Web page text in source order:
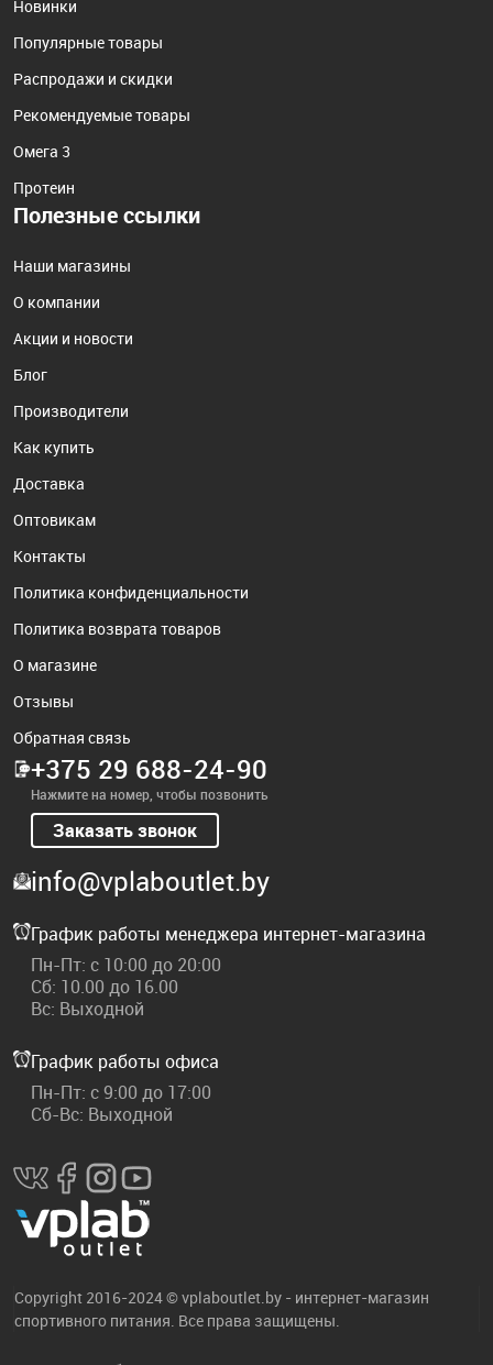
Новинки
Популярные товары
Распродажи и скидки
Рекомендуемые товары
Омега 3
Протеин
Полезные ссылки
Наши магазины
О компании
Акции и новости
Блог
Производители
Как купить
Доставка
Оптовикам
Контакты
Политика конфиденциальности
Политика возврата товаров
О магазине
Отзывы
Обратная связь
+375 29 688-24-90
Нажмите на номер, чтобы позвонить
Заказать звонок
info@vplaboutlet.by
График работы менеджера интернет-магазина
Пн-Пт: с 10:00 до 20:00
Сб: 10.00 до 16.00
Вс: Выходной
График работы офиса
Пн-Пт: с 9:00 до 17:00
Сб-Вс: Выходной
Copyright 2016-2024 © vplaboutlet.by - интернет-магазин
спортивного питания. Все права защищены.